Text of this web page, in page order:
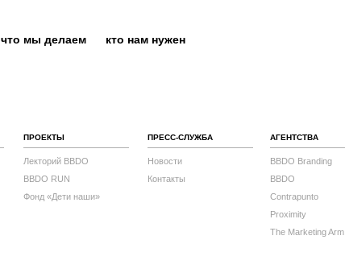
что мы делаем кто нам нужен
ПРОЕКТЫ
Лекторий BBDO
BBDO RUN
Фонд «Дети наши»
ПРЕСС-СЛУЖБА
Новости
Контакты
АГЕНТСТВА
BBDO Branding
BBDO
Contrapunto
Proximity
The Marketing Arm